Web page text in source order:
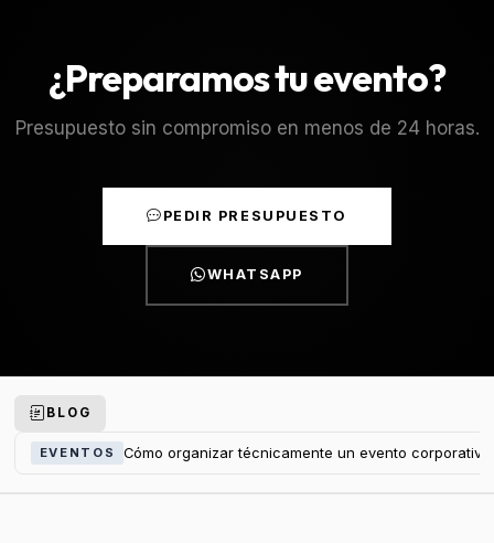
¿Preparamos tu evento?
Presupuesto sin compromiso en menos de 24 horas.
PEDIR PRESUPUESTO
WHATSAPP
BLOG
EVENTOS Cómo organizar técnicamente un evento